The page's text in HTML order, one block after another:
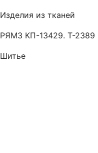
Изделия из тканей
РЯМЗ КП-13429. Т-2389
Шитье